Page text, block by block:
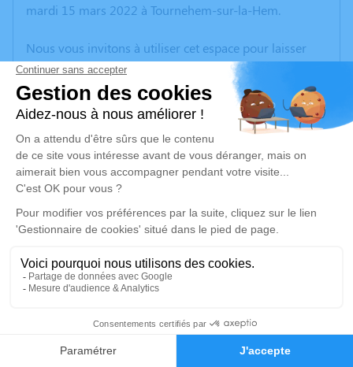
Faire-part Hommages
mardi 15 mars 2022 à Tournehem-sur-la-Hem.
Nous vous invitons à utiliser cet espace pour laisser
vos condoléances, partager des photos souvenirs, une
anecdote ou exprimer vos pensées à travers des
poèmes ou des textes. Cet endroit est un lieu
d'expression dédié à honorer la mémoire de Jean-
Marie DEVIN.
Un service de plantation d’arbre hommage est
disponible ici.
Je rends hommage
Cérémonie religieuse
Église Saint Médard de Tournehem-sur-la-
Hem